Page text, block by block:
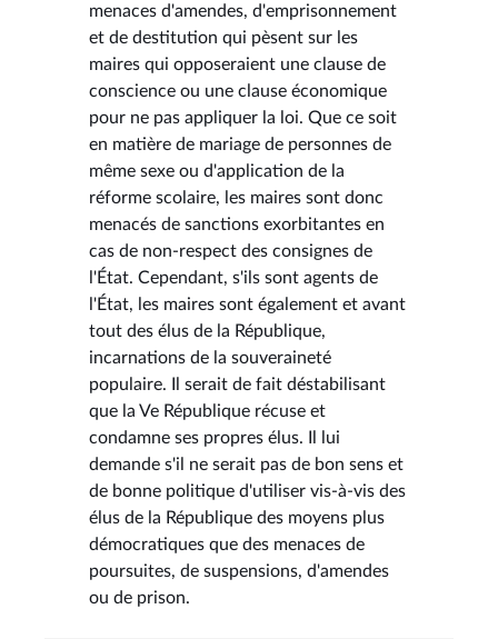
menaces d'amendes, d'emprisonnement
et de destitution qui pèsent sur les
maires qui opposeraient une clause de
conscience ou une clause économique
pour ne pas appliquer la loi. Que ce soit
en matière de mariage de personnes de
même sexe ou d'application de la
réforme scolaire, les maires sont donc
menacés de sanctions exorbitantes en
cas de non-respect des consignes de
l'État. Cependant, s'ils sont agents de
l'État, les maires sont également et avant
tout des élus de la République,
incarnations de la souveraineté
populaire. Il serait de fait déstabilisant
que la Ve République récuse et
condamne ses propres élus. Il lui
demande s'il ne serait pas de bon sens et
de bonne politique d'utiliser vis-à-vis des
élus de la République des moyens plus
démocratiques que des menaces de
poursuites, de suspensions, d'amendes
ou de prison.